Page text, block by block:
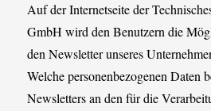
Auf der Internetseite der
GmbH wird den Benutzern die
den Newsletter unseres
Welche personenbezogenen Daten
Newsletters an den für die